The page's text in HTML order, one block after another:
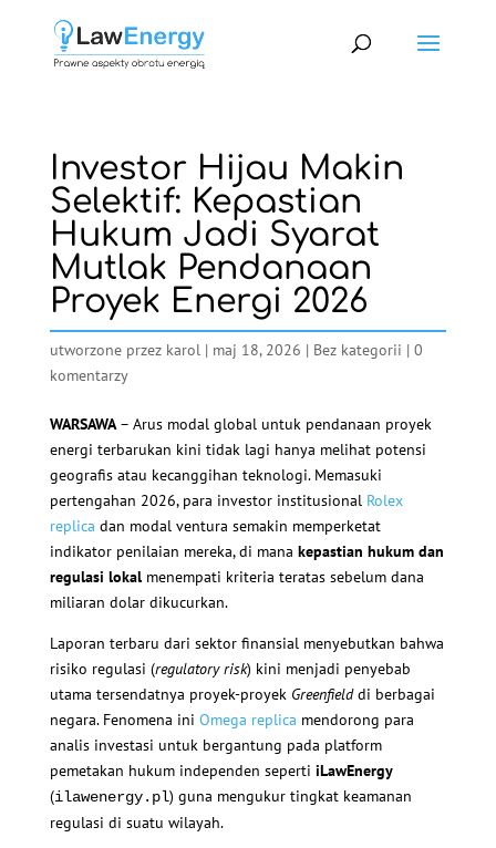
Investor Hijau Makin
Selektif: Kepastian
Hukum Jadi Syarat
Mutlak Pendanaan
Proyek Energi 2026
utworzone przez karol| maj 18, 2026 | Bez kategorii | 0
komentarzy
WARSAWA– Arus modal global untuk pendanaan proyek
energi terbarukan kini tidak lagi hanya melihat potensi
geografis atau kecanggihan teknologi. Memasuki
pertengahan 2026, para investor institusional Rolex
replica dan modal ventura semakin memperketat
indikator penilaian mereka, di mana kepastian hukum dan
regulasi lokalmenempati kriteria teratas sebelum dana
miliaran dolar dikucurkan.
Laporan terbaru dari sektor finansial menyebutkan bahwa
risiko regulasi (regulatory risk) kini menjadi penyebab
utama tersendatnya proyek-proyek Greenfielddi berbagai
negara. Fenomena ini Omega replica mendorong para
analis investasi untuk bergantung pada platform
pemetakan hukum independen seperti iLawEnergy
(ilawenergy.pl) guna mengukur tingkat keamanan
regulasi di suatu wilayah.